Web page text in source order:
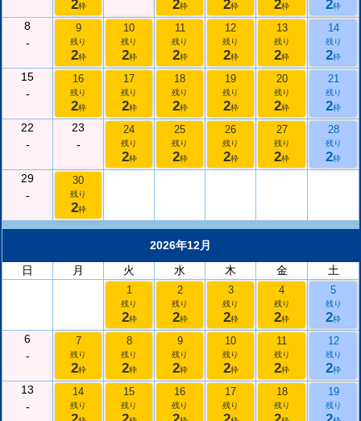
2枠 2枠 2枠 2枠 2枠
8
-
9
残り
2枠
10
残り
2枠
11
残り
2枠
12
残り
2枠
13
残り
2枠
14
残り
2枠
15
-
16
残り
2枠
17
残り
2枠
18
残り
2枠
19
残り
2枠
20
残り
2枠
21
残り
2枠
22
-
23
-
24
残り
2枠
25
残り
2枠
26
残り
2枠
27
残り
2枠
28
残り
2枠
29
-
30
残り
2枠
2026年12月
日
月 火 水 木 金 土
1
残り
2枠
2
残り
2枠
3
残り
2枠
4
残り
2枠
5
残り
2枠
6
-
7
残り
2枠
8
残り
2枠
9
残り
2枠
10
残り
2枠
11
残り
2枠
12
残り
2枠
13
-
14
残り
15
残り
16
残り
17
残り
18
残り
19
残り